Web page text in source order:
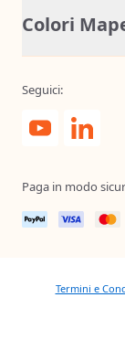
Colori
Seguici:
Paga in modo
Termini e